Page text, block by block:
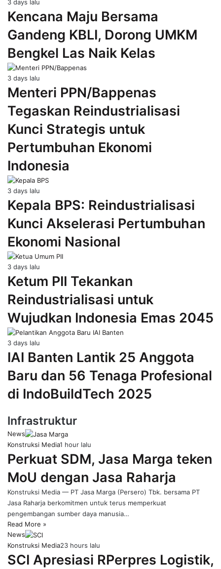
3 days lalu
Kencana Maju Bersama
Gandeng KBLI, Dorong UMKM
Bengkel Las Naik Kelas
3 days lalu
Menteri PPN/Bappenas
Tegaskan Reindustrialisasi
Kunci Strategis untuk
Pertumbuhan Ekonomi
Indonesia
3 days lalu
Kepala BPS: Reindustrialisasi
Kunci Akselerasi Pertumbuhan
Ekonomi Nasional
3 days lalu
Ketum PII Tekankan
Reindustrialisasi untuk
Wujudkan Indonesia Emas 2045
3 days lalu
IAI Banten Lantik 25 Anggota
Baru dan 56 Tenaga Profesional
di IndoBuildTech 2025
Infrastruktur
News
Konstruksi Media1 hour lalu
Perkuat SDM, Jasa Marga teken
MoU dengan Jasa Raharja
Konstruksi Media — PT Jasa Marga (Persero) Tbk. bersama PT
Jasa Raharja berkomitmen untuk terus memperkuat
pengembangan sumber daya manusia…
Read More »
News
Konstruksi Media23 hours lalu
SCI Apresiasi RPerpres Logistik,